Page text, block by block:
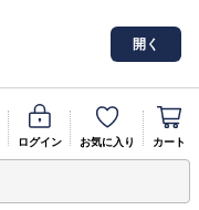
開く
ログイン お気に入り カート